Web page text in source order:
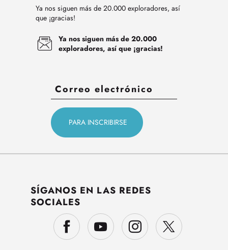
Ya nos siguen más de 20.000 exploradores, así
que ¡gracias!
Ya nos siguen más de 20.000
exploradores, así que ¡gracias!
SÍGANOS EN LAS REDES
SOCIALES